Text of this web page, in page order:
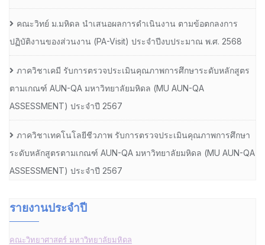
คณะวิทย์ ม.มหิดล นำเสนอผลการดำเนินงาน ตามข้อตกลงการ
ปฏิบัติงานของส่วนงาน (PA-Visit) ประจำปีงบประมาณ พ.ศ. 2568
ภาควิชาเคมี รับการตรวจประเมินคุณภาพการศึกษาระดับหลักสูตร
ตามเกณฑ์ AUN-QA มหาวิทยาลัยมหิดล (MU AUN-QA
ASSESSMENT) ประจำปี 2567
ภาควิชาเทคโนโลยีชีวภาพ รับการตรวจประเมินคุณภาพการศึกษา
ระดับหลักสูตรตามเกณฑ์ AUN-QA มหาวิทยาลัยมหิดล (MU AUN-QA
ASSESSMENT) ประจำปี 2567
รายงานประจำปี
คณะวิทยาศาสตร์ มหาวิทยาลัยมหิดล